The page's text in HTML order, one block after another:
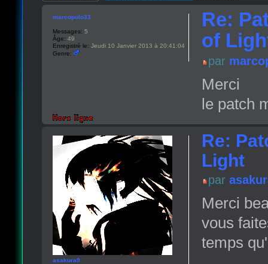
Re:
of
par
Merci
le patch
marcopolo33
Messages: 5
Âge: 49
Enregistré le: Jeudi 10 Janvier 2013 à 20:41:04
Genre:
Re:
Light
par
Merci
vous
temps
asakura9